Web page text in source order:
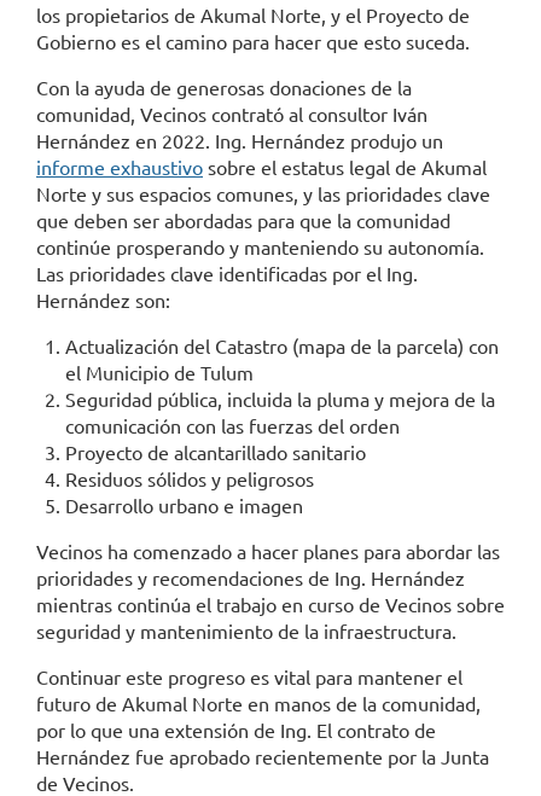
los propietarios de Akumal Norte, y el Proyecto de
Gobierno es el camino para hacer que esto suceda.
Con la ayuda de generosas donaciones de la
comunidad, Vecinos contrató al consultor Iván
Hernández en 2022. Ing. Hernández produjo un
informe exhaustivo sobre el estatus legal de Akumal
Norte y sus espacios comunes, y las prioridades clave
que deben ser abordadas para que la comunidad
continúe prosperando y manteniendo su autonomía.
Las prioridades clave identificadas por el Ing.
Hernández son:
Actualización del Catastro (mapa de la parcela) con
el Municipio de Tulum
Seguridad pública, incluida la pluma y mejora de la
comunicación con las fuerzas del orden
Proyecto de alcantarillado sanitario
Residuos sólidos y peligrosos
Desarrollo urbano e imagen
Vecinos ha comenzado a hacer planes para abordar las
prioridades y recomendaciones de Ing. Hernández
mientras continúa el trabajo en curso de Vecinos sobre
seguridad y mantenimiento de la infraestructura.
Continuar este progreso es vital para mantener el
futuro de Akumal Norte en manos de la comunidad,
por lo que una extensión de Ing. El contrato de
Hernández fue aprobado recientemente por la Junta
de Vecinos.